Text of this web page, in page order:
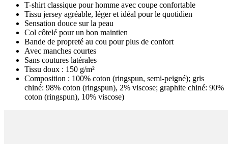
T-shirt classique pour homme avec coupe confortable
Tissu jersey agréable, léger et idéal pour le quotidien
Sensation douce sur la peau
Col côtelé pour un bon maintien
Bande de propreté au cou pour plus de confort
Avec manches courtes
Sans coutures latérales
Tissu doux : 150 g/m²
Composition : 100% coton (ringspun, semi-peigné); gris
chiné: 98% coton (ringspun), 2% viscose; graphite chiné: 90%
coton (ringspun), 10% viscose)